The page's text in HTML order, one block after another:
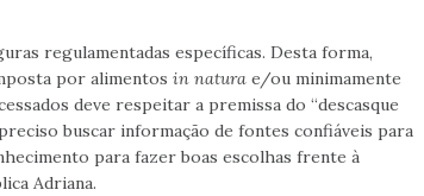
regulamentadas específicas. Desta forma,
por alimentos in naturae/ou minimamente
deve respeitar a premissa do “descasque
buscar informação de fontes confiáveis para
para fazer boas escolhas frente à
Adriana.